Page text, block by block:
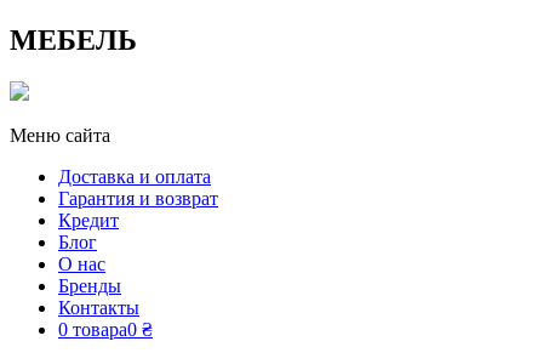
МЕБЕЛЬ
Меню сайта
Доставка и оплата
Гарантия и возврат
Кредит
Блог
О нас
Бренды
Контакты
0 товара0 ₴